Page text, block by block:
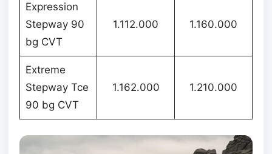
Expression
Stepway 90
bg CVT
1.112.000 1.160.000
Extreme
Stepway Tce
90 bg CVT
1.162.000 1.210.000